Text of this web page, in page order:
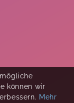
können wir
Mehr